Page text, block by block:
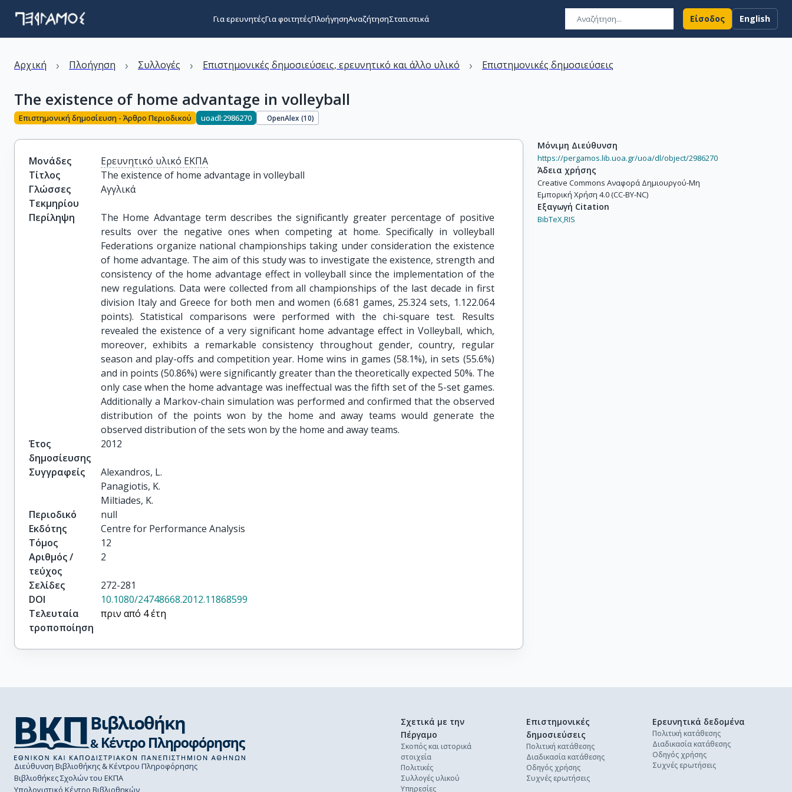
Για ερευνητέςΓια φοιτητέςΠλοήγησηΑναζήτησηΣτατιστικά Είσοδος English
Αρχική › Πλοήγηση › Συλλογές › Επιστημονικές δημοσιεύσεις, ερευνητικό και άλλο υλικό › Επιστημονικές δημοσιεύσεις
The existence of home advantage in volleyball
Επιστημονική δημοσίευση - Άρθρο Περιοδικού uoadl:2986270 OpenAlex (10)
Μονάδες
Ερευνητικό υλικό ΕΚΠΑ
Τίτλος
The existence of home advantage in volleyball
Γλώσσες
Τεκμηρίου
Αγγλικά
Περίληψη
The Home Advantage term describes the significantly greater percentage of positive
results over the negative ones when competing at home. Specifically in volleyball
Federations organize national championships taking under consideration the existence
of home advantage. The aim of this study was to investigate the existence, strength and
consistency of the home advantage effect in volleyball since the implementation of the
new regulations. Data were collected from all championships of the last decade in first
division Italy and Greece for both men and women (6.681 games, 25.324 sets, 1.122.064
points). Statistical comparisons were performed with the chi-square test. Results
revealed the existence of a very significant home advantage effect in Volleyball, which,
moreover, exhibits a remarkable consistency throughout gender, country, regular
season and play-offs and competition year. Home wins in games (58.1%), in sets (55.6%)
and in points (50.86%) were significantly greater than the theoretically expected 50%. The
only case when the home advantage was ineffectual was the fifth set of the 5-set games.
Additionally a Markov-chain simulation was performed and confirmed that the observed
distribution of the points won by the home and away teams would generate the
observed distribution of the sets won by the home and away teams.
Έτος
δημοσίευσης
2012
Συγγραφείς
Alexandros, L.
Panagiotis, K.
Miltiades, K.
Περιοδικό
null
Εκδότης
Centre for Performance Analysis
Τόμος
12
Αριθμός /
τεύχος
2
Σελίδες
272-281
DOI
10.1080/24748668.2012.11868599
Τελευταία
τροποποίηση
πριν από 4 έτη
Μόνιμη Διεύθυνση
https://pergamos.lib.uoa.gr/uoa/dl/object/2986270
Άδεια χρήσης
Creative Commons Αναφορά Δημιουργού-Μη
Εμπορική Χρήση 4.0 (CC-BY-NC)
Εξαγωγή Citation
BibTeX,RIS
Διεύθυνση Βιβλιοθήκης & Κέντρου Πληροφόρησης
Βιβλιοθήκες Σχολών του ΕΚΠΑ
Υπολογιστικό Κέντρο Βιβλιοθηκών
Σχετικά με την
Πέργαμο
Σκοπός και ιστορικά
στοιχεία
Πολιτικές
Συλλογές υλικού
Υπηρεσίες
Επιστημονικές
δημοσιεύσεις
Πολιτική κατάθεσης
Διαδικασία κατάθεσης
Οδηγός χρήσης
Συχνές ερωτήσεις
Ερευνητικά δεδομένα
Πολιτική κατάθεσης
Διαδικασία κατάθεσης
Οδηγός χρήσης
Συχνές ερωτήσεις